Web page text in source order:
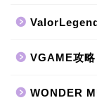
VGAME攻略
WONDER